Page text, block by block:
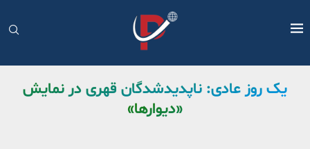
یک روز عادی: ناپدیدشدگان قهری در نمایش
«دیوارها»